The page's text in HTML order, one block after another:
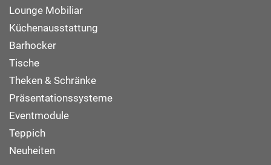
Lounge Mobiliar
Küchenausstattung
Barhocker
Tische
Theken & Schränke
Präsentationssysteme
Eventmodule
Teppich
Neuheiten